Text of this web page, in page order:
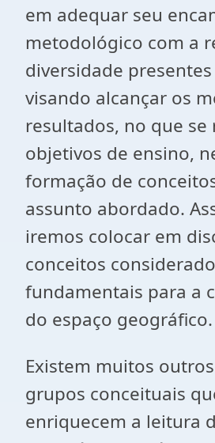
em adequar seu
metodológico com a
diversidade
visando alcançar os
resultados, no que se
objetivos de ensino,
formação de
assunto abordado.
iremos colocar em
conceitos
fundamentais para a
do espaço geográfico.
Existem muitos
grupos conceituais
enriquecem a leitura